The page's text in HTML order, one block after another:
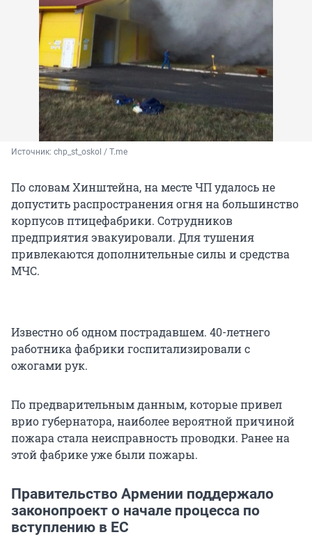
Источник: chp_st_oskol / T.me
По словам Хинштейна, на месте ЧП удалось не
допустить распространения огня на большинство
корпусов птицефабрики. Сотрудников
предприятия эвакуировали. Для тушения
привлекаются дополнительные силы и средства
МЧС.
Известно об одном пострадавшем. 40-летнего
работника фабрики госпитализировали с
ожогами рук.
По предварительным данным, которые привел
врио губернатора, наиболее вероятной причиной
пожара стала неисправность проводки. Ранее на
этой фабрике уже были пожары.
Правительство Армении поддержало
законопроект о начале процесса по
вступлению в ЕС